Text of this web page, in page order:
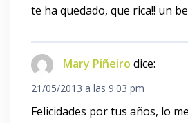
te ha quedado, que rica!! un
Mary Piñeiro dice:
21/05/2013 a las 9:03 pm
Felicidades por tus años, lo